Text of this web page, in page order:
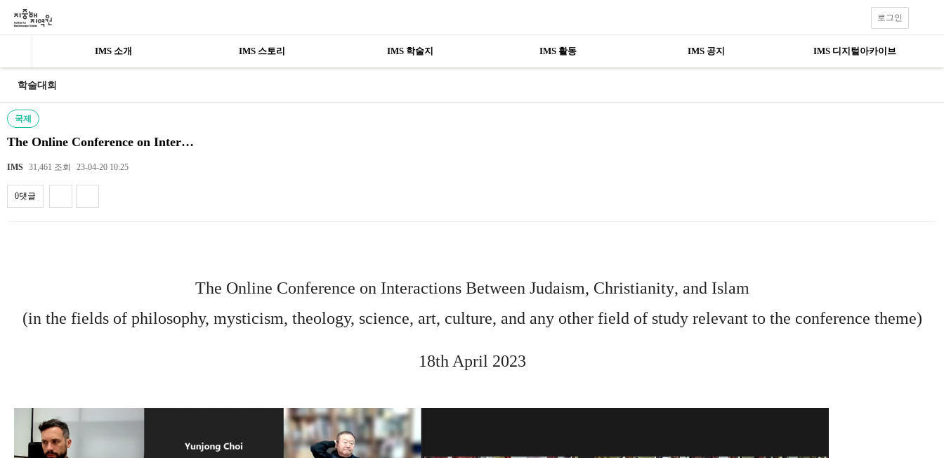
IMS 소개 IMS 스토리 IMS 학술지 IMS 활동 IMS 공지 IMS 디지털아카이브
로그인
학술대회
국제
The Online Conference on Inter…
IMS 31,461 조회 23-04-20 10:25
0댓글
The Online Conference on Interactions Between Judaism, Christianity, and Islam
)in the fields of philosophy, mysticism, theology, science, art, culture, and any other field of study relevant to the conference theme(
18th April 2023